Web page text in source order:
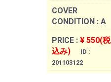
COVER
CONDITION : A
PRICE : ¥ 550(税
込み)
ID :
201103122